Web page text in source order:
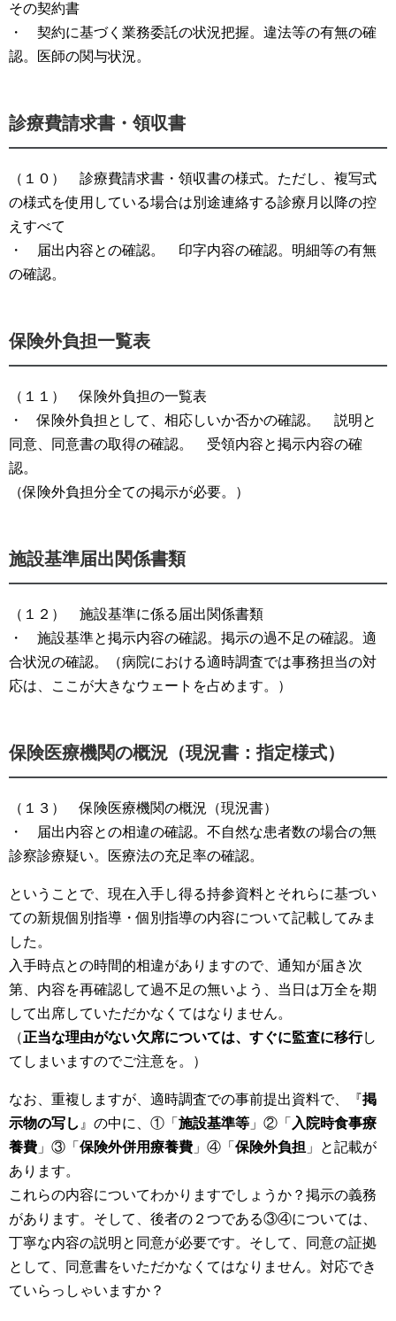
その契約書
・ 契約に基づく業務委託の状況把握。違法等の有無の確
認。医師の関与状況。
診療費請求書・領収書
（１０） 診療費請求書・領収書の様式。ただし、複写式
の様式を使用している場合は別途連絡する診療月以降の控
えすべて
・ 届出内容との確認。 印字内容の確認。明細等の有無
の確認。
保険外負担一覧表
（１１） 保険外負担の一覧表
・ 保険外負担として、相応しいか否かの確認。 説明と
同意、同意書の取得の確認。 受領内容と掲示内容の確
認。
（保険外負担分全ての掲示が必要。）
施設基準届出関係書類
（１２） 施設基準に係る届出関係書類
・ 施設基準と掲示内容の確認。掲示の過不足の確認。適
合状況の確認。（病院における適時調査では事務担当の対
応は、ここが大きなウェートを占めます。）
保険医療機関の概況（現況書：指定様式）
（１３） 保険医療機関の概況（現況書）
・ 届出内容との相違の確認。不自然な患者数の場合の無
診察診療疑い。医療法の充足率の確認。
ということで、現在入手し得る持参資料とそれらに基づい
ての新規個別指導・個別指導の内容について記載してみま
した。
入手時点との時間的相違がありますので、通知が届き次
第、内容を再確認して過不足の無いよう、当日は万全を期
して出席していただかなくてはなりません。
（正当な理由がない欠席については、すぐに監査に移行し
てしまいますのでご注意を。）
なお、重複しますが、適時調査での事前提出資料で、『掲
示物の写し 』の中に、①「 施設基準等 」②「 入院時食事療
養費 」③「 保険外併用療養費 」④「 保険外負担 」と記載が
あります。
これらの内容についてわかりますでしょうか？掲示の義務
があります。そして、後者の２つである③④については、
丁寧な内容の説明と同意が必要です。そして、同意の証拠
として、同意書をいただかなくてはなりません。対応でき
ていらっしゃいますか？